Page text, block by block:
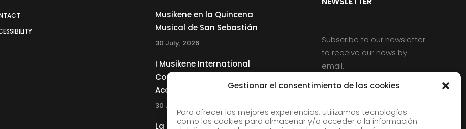
Gestionar el consentimiento de las cookies
Para ofrecer las mejores experiencias, utilizamos tecnologías
como las cookies para almacenar y/o acceder a la información
Musikene en la Quincena
Musical de San Sebastián
30 July, 2026
I Musikene International
Competition for Young
Accordionists
30 July, 2026
La Musikene Big Band
Subscribe to our newsletter
to receive our news by
email.